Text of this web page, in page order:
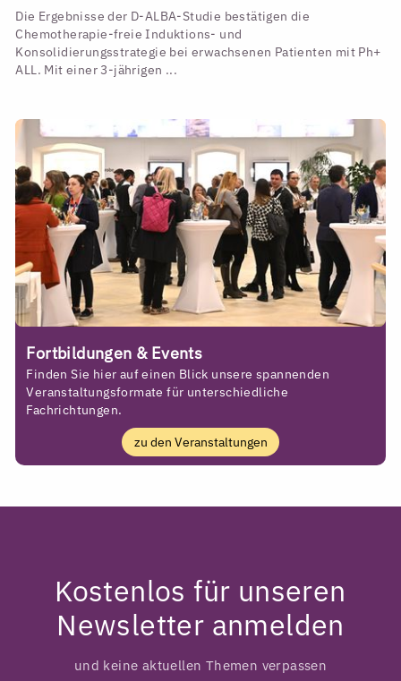
Die Ergebnisse der D-ALBA-Studie bestätigen die
Chemotherapie-freie Induktions- und
Konsolidierungsstrategie bei erwachsenen Patienten mit Ph+
ALL. Mit einer 3-jährigen ...
Fortbildungen & Events
Finden Sie hier auf einen Blick unsere spannenden
Veranstaltungsformate für unterschiedliche
Fachrichtungen.
zu den Veranstaltungen
Kostenlos für unseren
Newsletter anmelden
und keine aktuellen Themen verpassen